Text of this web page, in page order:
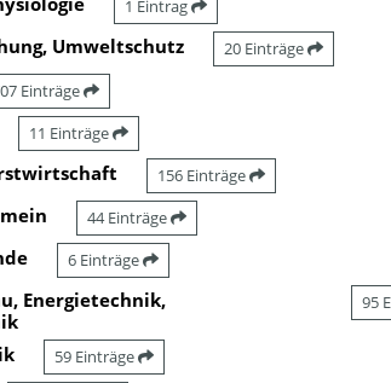
1 Eintrag
Umweltschutz 20 Einträge
Einträge
11 Einträge
156 Einträge
44 Einträge
6 Einträge
Energietechnik,
95
59 Einträge